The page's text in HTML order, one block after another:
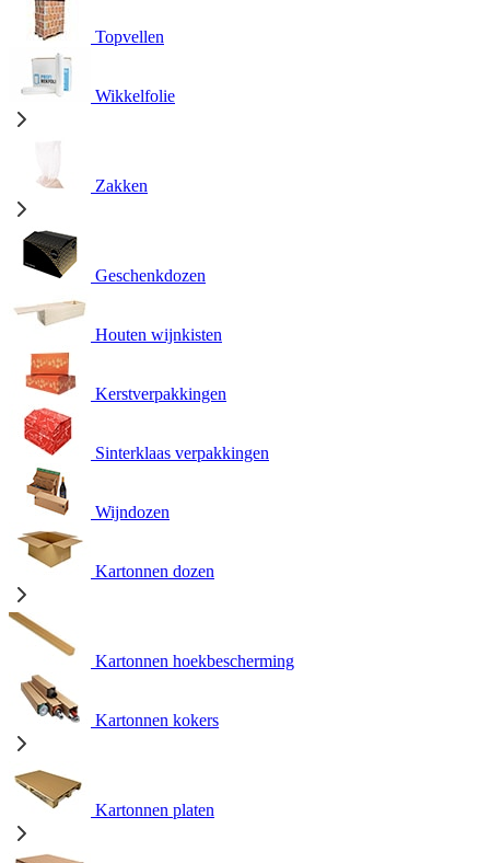
Topvellen
Wikkelfolie
Zakken
Geschenkdozen
Houten wijnkisten
Kerstverpakkingen
Sinterklaas verpakkingen
Wijndozen
Kartonnen dozen
Kartonnen hoekbescherming
Kartonnen kokers
Kartonnen platen